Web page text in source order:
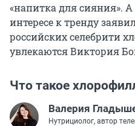
«напитка для сияния».
интересе к тренду
российских селебрити
увлекаются Виктория
Что такое
Валерия
Нутрициолог, автор